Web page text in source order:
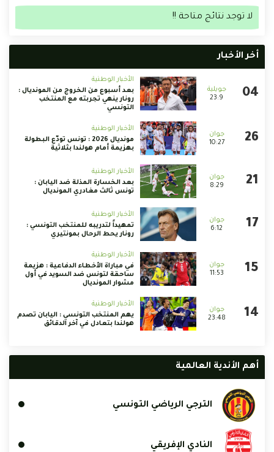
لا توجد نتائج متاحة !!
أخر الأخبار
23:9
الأخبار الوطنية
بعد أسبوع من الخروج من المونديال :
رونار ينهي تجربته مع المنتخب
التونسي
10:27
الأخبار الوطنية
مونديال 2026 : تونس تودّع البطولة
بهزيمة أمام هولندا بثلاثية
8:29
الأخبار الوطنية
بعد الخسارة المذلة ضد اليابان :
تونس ثالث مغادري المونديال
6:12
الأخبار الوطنية
تمهيداً لتدريبه للمنتخب التونسي :
رونار يحط الرحال بمونتيري
11:53
الأخبار الوطنية
في مباراة الأخطاء الدفاعية : هزيمة
ساحقة لتونس ضد السويد في أول
مشوار المونديال
23:48
الأخبار الوطنية
يهم المنتخب التونسي : اليابان تصدم
هولندا بتعادل في آخر الدقائق
أهم الأندية العالمية
الترجي الرياضي التونسي
النادي الإفريقي